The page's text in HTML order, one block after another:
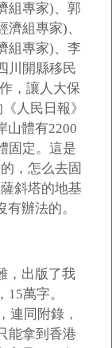
組專家)、郭
組專家)、
組專家)、李
川開縣移民
，讓人大保
人民日報》
山體有2200
固定。這是
，怎么去固
斜塔的地基
辦法的。
，出版了我
萬字。
連同附錄，
能拿到香港